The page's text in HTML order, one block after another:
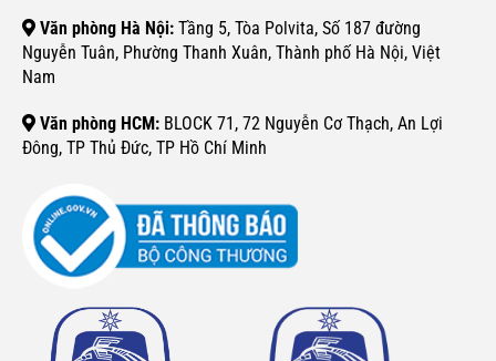
Văn phòng Hà Nội: Tầng 5, Tòa Polvita, Số 187 đường
Nguyễn Tuân, Phường Thanh Xuân, Thành phố Hà Nội, Việt
Nam
Văn phòng HCM: BLOCK 71, 72 Nguyễn Cơ Thạch, An Lợi
Đông, TP Thủ Đức, TP Hồ Chí Minh